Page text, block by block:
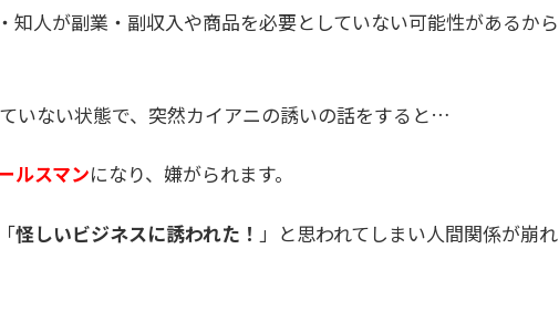
知人が副業・副収入や商品を必要としていない可能性があるから
いない状態で、突然カイアニの誘いの話をすると…
ルスマンになり、嫌がられます。
怪しいビジネスに誘われた！ 」と思われてしまい人間関係が崩れ